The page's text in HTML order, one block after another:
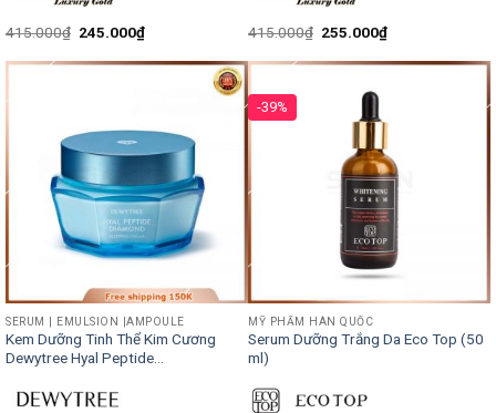
415.000₫ 245.000₫ 415.000₫ 255.000₫
SERUM | EMULSION |AMPOULE
Kem Dưỡng Tinh Thể Kim Cương
Dewytree Hyal Peptide...
-39%
MỸ PHẨM HÀN QUỐC
Serum Dưỡng Trắng Da Eco Top (50
ml)